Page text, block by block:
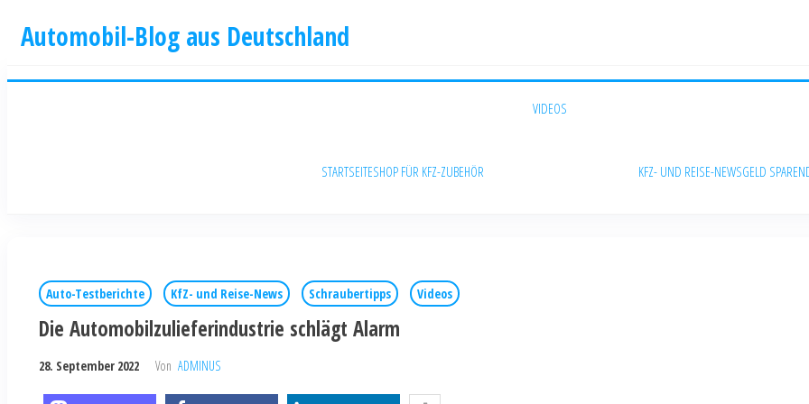
Automobil-Blog aus Deutschland
STARTSEITESHOP FÜR KFZ-ZUBEHÖR
VIDEOS
KFZ- UND REISE-NEWSGELD SPAREN
Auto-Testberichte KfZ- und Reise-News Schraubertipps Videos
Die Automobilzulieferindustrie schlägt Alarm
28. September 2022 Von ADMINUS